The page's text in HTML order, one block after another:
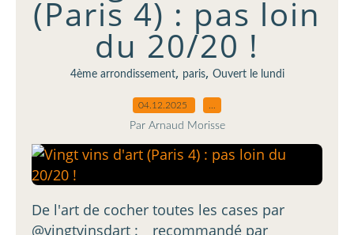
(Paris 4) : pas loin
du 20/20 !
4ème arrondissement, paris, Ouvert le lundi
04.12.2025
Par Arnaud Morisse
De l'art de cocher toutes les cases par
@vingtvinsdart : _ recommandé par